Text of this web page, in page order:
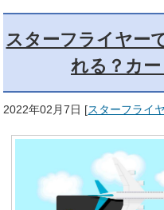
スターフライヤー
れる？カ
2022年02月7日 [スターフライ